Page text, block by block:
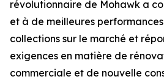
révolutionnaire de Mohawk a
et à de meilleures
collections sur le marché et
exigences en matière de
commerciale et de nouvelle